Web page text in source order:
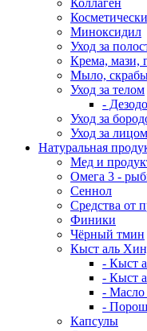
Коллаген
Миноксидил
Уход за
Крема, мази,
Мыло,
Уход за телом
-
Уход за
Уход за лицом
Натуральная
Мед и
Омега 3 -
Сеннол
Средства от
Финики
Чёрный тмин
Кыст аль
- Кыст
- Кыст
- Масло
-
Капсулы